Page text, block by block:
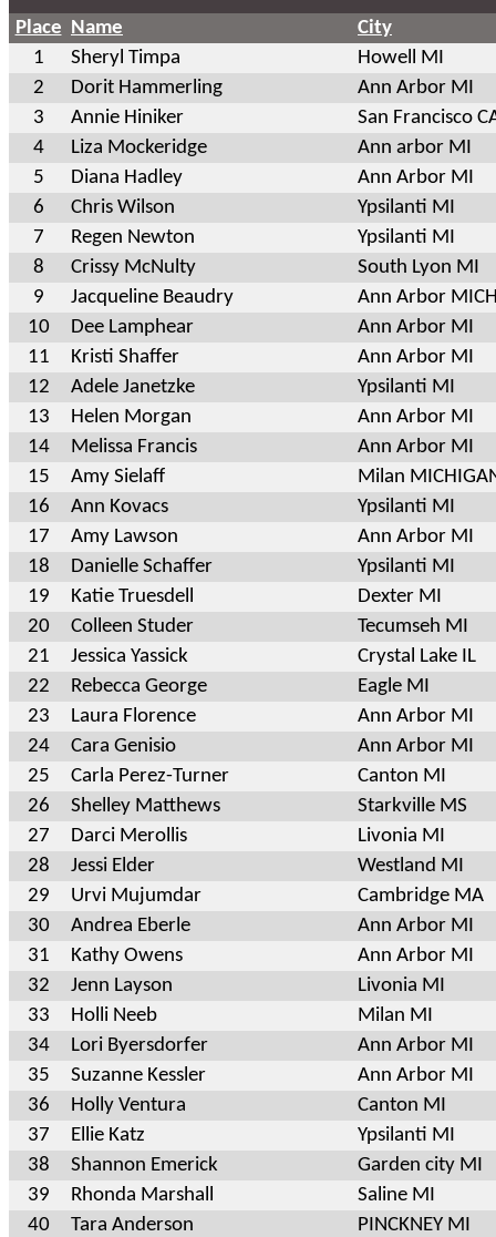
Place Name
City
1
Sheryl Timpa
Howell MI
2
Dorit Hammerling
Ann Arbor MI
3
Annie Hiniker
San Francisco
4
Liza Mockeridge
Ann arbor MI
5
Diana Hadley
Ann Arbor MI
6
Chris Wilson
Ypsilanti MI
7
Regen Newton
Ypsilanti MI
8
Crissy McNulty
South Lyon MI
9
Jacqueline Beaudry
Ann Arbor
10
Dee Lamphear
Ann Arbor MI
11
Kristi Shaffer
Ann Arbor MI
12
Adele Janetzke
Ypsilanti MI
13
Helen Morgan
Ann Arbor MI
14
Melissa Francis
Ann Arbor MI
15
Amy Sielaff
Milan
16
Ann Kovacs
Ypsilanti MI
17
Amy Lawson
Ann Arbor MI
18
Danielle Schaffer
Ypsilanti MI
19
Katie Truesdell
Dexter MI
20
Colleen Studer
Tecumseh MI
21
Jessica Yassick
Crystal Lake IL
22
Rebecca George
Eagle MI
23
Laura Florence
Ann Arbor MI
24
Cara Genisio
Ann Arbor MI
25
Carla Perez-Turner
Canton MI
26
Shelley Matthews
Starkville MS
27
Darci Merollis
Livonia MI
28
Jessi Elder
Westland MI
29
Urvi Mujumdar
Cambridge MA
30
Andrea Eberle
Ann Arbor MI
31
Kathy Owens
Ann Arbor MI
32
Jenn Layson
Livonia MI
33
Holli Neeb
Milan MI
34
Lori Byersdorfer
Ann Arbor MI
35
Suzanne Kessler
Ann Arbor MI
36
Holly Ventura
Canton MI
37
Ellie Katz
Ypsilanti MI
38
Shannon Emerick
Garden city MI
39
Rhonda Marshall
Saline MI
40
Tara Anderson
PINCKNEY MI